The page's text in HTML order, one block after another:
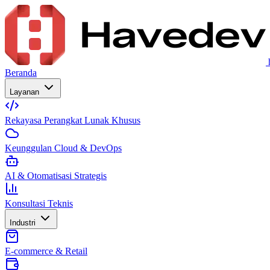
Beranda
Layanan
Rekayasa Perangkat Lunak Khusus
Keunggulan Cloud & DevOps
AI & Otomatisasi Strategis
Konsultasi Teknis
Industri
E-commerce & Retail